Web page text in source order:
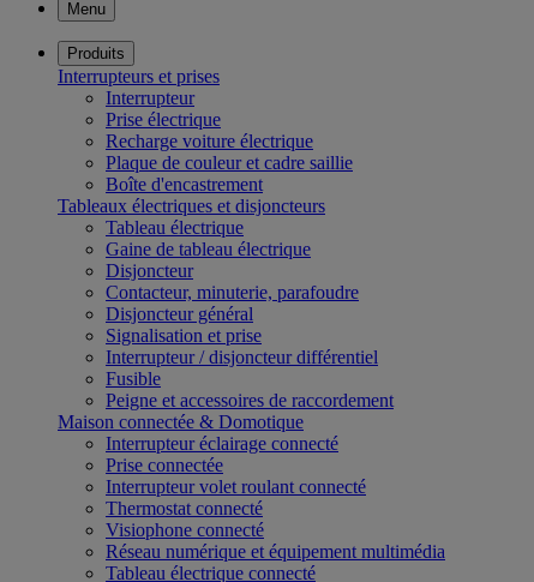
Menu
Produits
Interrupteurs et prises
Interrupteur
Prise électrique
Recharge voiture électrique
Plaque de couleur et cadre saillie
Boîte d'encastrement
Tableaux électriques et disjoncteurs
Tableau électrique
Gaine de tableau électrique
Disjoncteur
Contacteur, minuterie, parafoudre
Disjoncteur général
Signalisation et prise
Interrupteur / disjoncteur différentiel
Fusible
Peigne et accessoires de raccordement
Maison connectée & Domotique
Interrupteur éclairage connecté
Prise connectée
Interrupteur volet roulant connecté
Thermostat connecté
Visiophone connecté
Réseau numérique et équipement multimédia
Tableau électrique connecté